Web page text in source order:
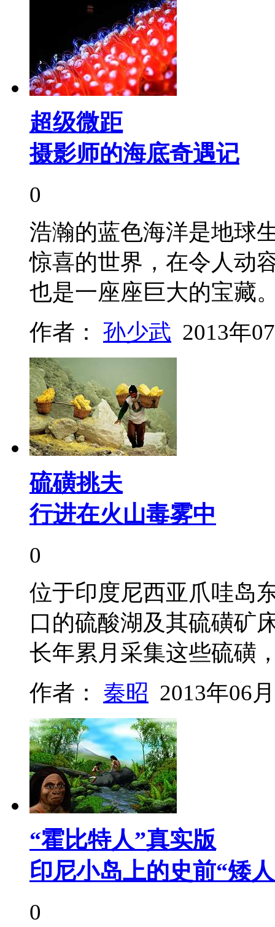
超级微距
摄影师的海底奇遇记
0
浩瀚的蓝色海洋是地球
惊喜的世界，在令人动
也是一座座巨大的宝
作者： 孙少武 2013年
硫磺挑夫
行进在火山毒雾中
0
位于印度尼西亚爪哇岛
口的硫酸湖及其硫磺矿
长年累月采集这些硫
作者： 秦昭 2013年06
“霍比特人”真实版
印尼小岛上的史前“矮
0